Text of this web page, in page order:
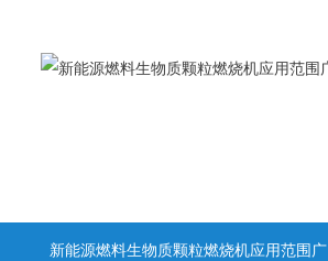
新能源燃料生物质颗粒燃烧机应用范围广